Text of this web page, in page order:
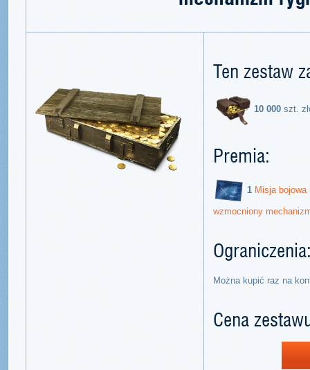
Ten zestaw
10 000 szt.
Premia:
1 Misja
wzmocniony
Można kupić raz na
Cena